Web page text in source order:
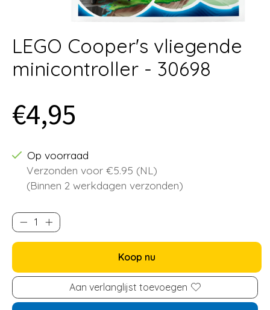
LEGO Cooper's vliegende
minicontroller - 30698
€4,95
Op voorraad
Verzonden voor €5.95 (NL)
(Binnen 2 werkdagen verzonden)
Koop nu
Aan verlanglijst toevoegen